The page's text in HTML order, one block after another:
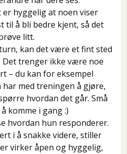
er hyggelig at noen viser
til å bli bedre kjent, så det
litt.
kan det være et fint sted
Det trenger ikke være noe
– du kan for eksempel
med treningen å gjøre,
hvordan det går. Små
komme i gang :)
hvordan hun responderer.
i å snakke videre, stiller
virker åpen og hyggelig,